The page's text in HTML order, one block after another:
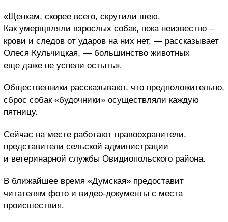
«Щенкам, скорее всего, скрутили шею.
Как умерщвляли взрослых собак, пока неизвестно –
крови и следов от ударов на них нет, — рассказывает
Олеся Кульчицкая, — большинство животных
еще даже не успели остыть».
Общественники рассказывают, что предположительно,
сброс собак «будочники» осуществляли каждую
пятницу.
Сейчас на месте работают правоохранители,
представители сельской администрации
и ветеринарной службы Овидиопольского района.
В ближайшее время «Думская» предоставит
читателям фото и видео-документы с места
происшествия.